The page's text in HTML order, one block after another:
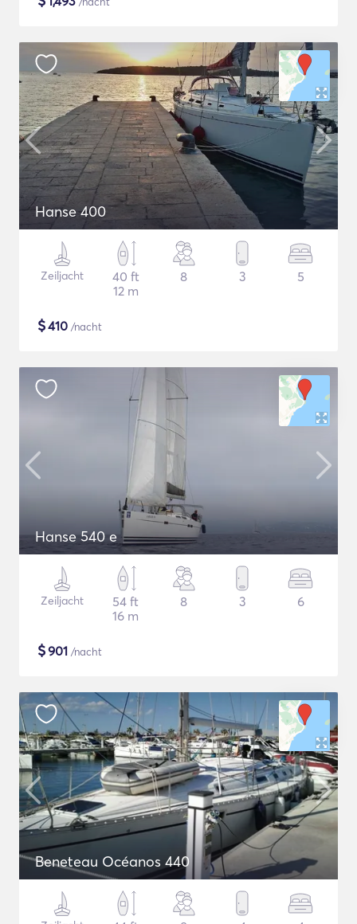
Hanse 400
Zeiljacht
40 ft
12 m
8 3 5
$410 /nacht
Hanse 540 e
Zeiljacht
54 ft
16 m
8 3 6
$901 /nacht
Beneteau Océanos 440